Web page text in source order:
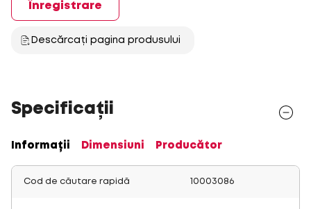
Înregistrare
Descărcați pagina produsului
Specificații
Informații Dimensiuni Producător
Cod de căutare rapidă 10003086